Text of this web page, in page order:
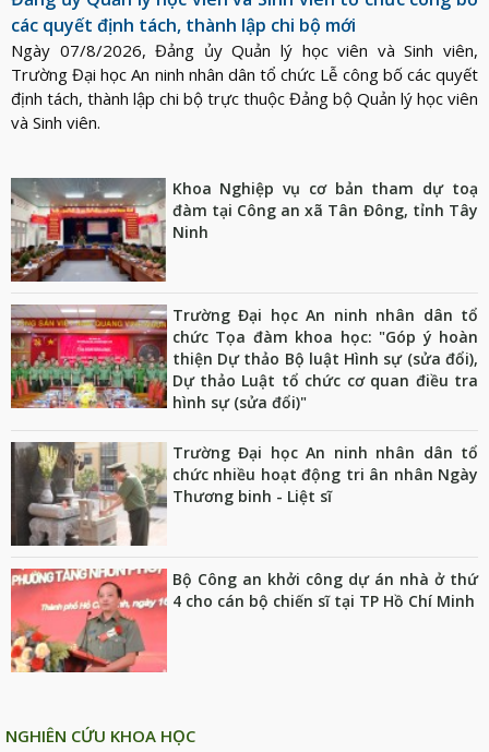
các quyết định tách, thành lập chi bộ mới
Ngày 07/8/2026, Đảng ủy Quản lý học viên và Sinh viên,
Trường Đại học An ninh nhân dân tổ chức Lễ công bố các quyết
định tách, thành lập chi bộ trực thuộc Đảng bộ Quản lý học viên
và Sinh viên.
Khoa Nghiệp vụ cơ bản tham dự toạ
đàm tại Công an xã Tân Đông, tỉnh Tây
Ninh
Trường Đại học An ninh nhân dân tổ
chức Tọa đàm khoa học: "Góp ý hoàn
thiện Dự thảo Bộ luật Hình sự (sửa đổi),
Dự thảo Luật tổ chức cơ quan điều tra
hình sự (sửa đổi)"
Trường Đại học An ninh nhân dân tổ
chức nhiều hoạt động tri ân nhân Ngày
Thương binh - Liệt sĩ
Bộ Công an khởi công dự án nhà ở thứ
4 cho cán bộ chiến sĩ tại TP Hồ Chí Minh
NGHIÊN CỨU KHOA HỌC